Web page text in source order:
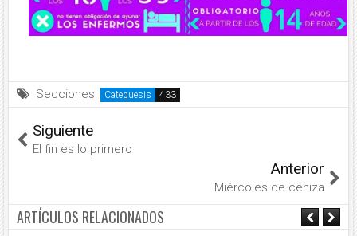
Secciones: Catequesis
Siguiente
El fin es lo primero
Anterior
Miércoles de ceniza
ARTÍCULOS RELACIONADOS